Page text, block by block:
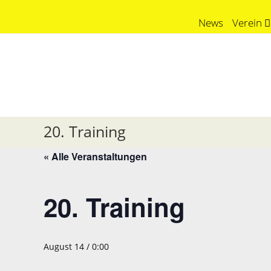
News Verein
20. Training
« Alle Veranstaltungen
20. Training
August 14 / 0:00